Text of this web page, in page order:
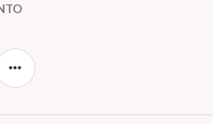
BARRA